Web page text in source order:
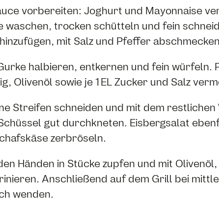
vorbereiten: Joghurt und Mayonnaise
waschen, trocken schütteln und fein
mit Salz und Pfeffer
halbieren, entkernen und fein würfeln.
Olivenöl sowie je 1 EL Zucker und Salz
Streifen schneiden und mit dem
gut durchkneten. Eisbergsalat
zerbröseln.
Händen in Stücke zupfen und mit
Anschließend auf dem Grill bei
wenden.